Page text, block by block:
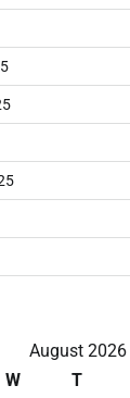
August 2026
W T